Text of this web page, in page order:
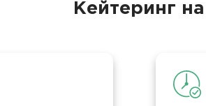
Кейтеринг